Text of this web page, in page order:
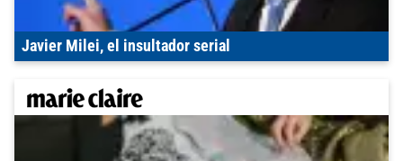
Javier Milei, el insultador serial